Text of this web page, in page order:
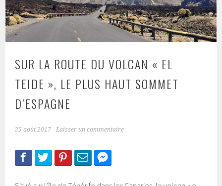
SUR LA ROUTE DU VOLCAN « EL
TEIDE », LE PLUS HAUT SOMMET
D’ESPAGNE
25 août 2017 Laisser un commentaire